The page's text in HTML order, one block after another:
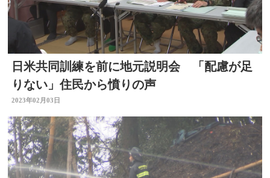
日米共同訓練を前に地元説明会 「配慮が足
りない」住民から憤りの声
2023年02月03日